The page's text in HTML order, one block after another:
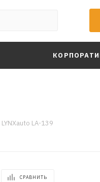
LA-139
СРАВНИТЬ